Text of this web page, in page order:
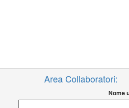
Area Collaboratori:
Nome